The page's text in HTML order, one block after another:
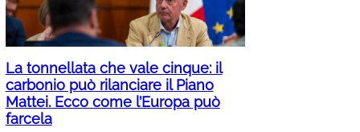
La tonnellata che vale cinque: il
carbonio può rilanciare il Piano
Mattei. Ecco come l’Europa può
farcela